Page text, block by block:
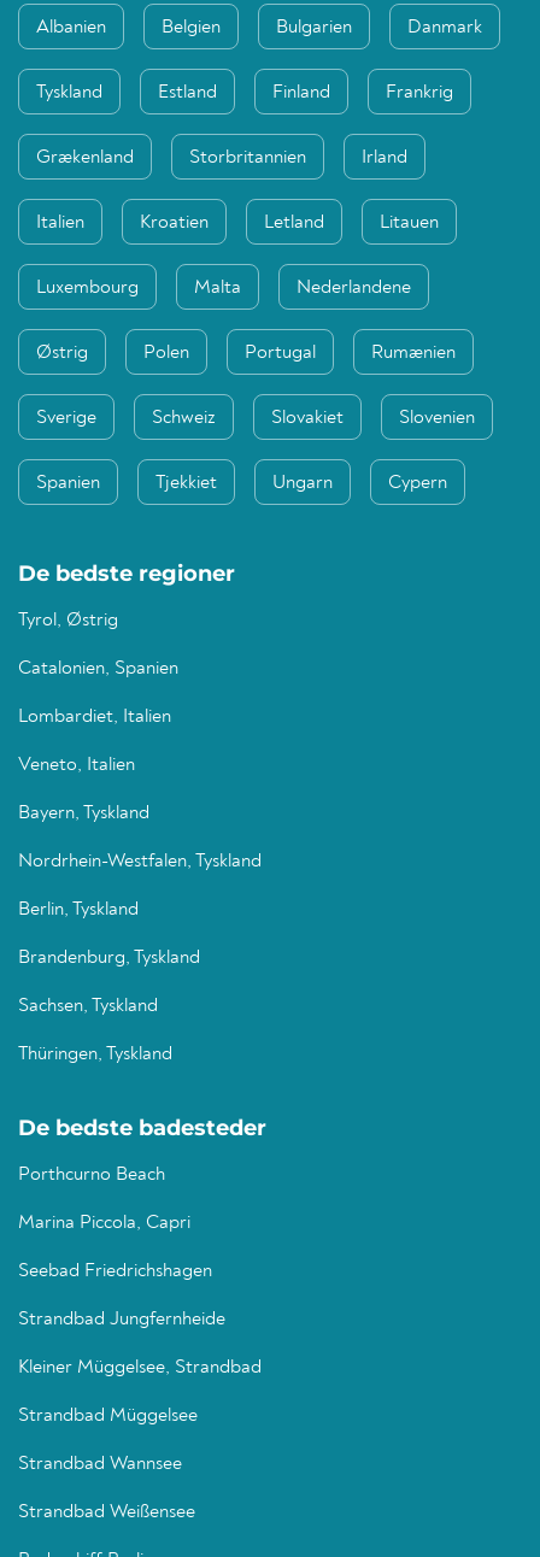
Albanien Belgien Bulgarien Danmark
Tyskland Estland Finland Frankrig
Grækenland Storbritannien Irland
Italien Kroatien Letland Litauen
Luxembourg Malta Nederlandene
Østrig Polen Portugal Rumænien
Sverige Schweiz Slovakiet Slovenien
Spanien Tjekkiet Ungarn Cypern
De bedste regioner
Tyrol, Østrig
Catalonien, Spanien
Lombardiet, Italien
Veneto, Italien
Bayern, Tyskland
Nordrhein-Westfalen, Tyskland
Berlin, Tyskland
Brandenburg, Tyskland
Sachsen, Tyskland
Thüringen, Tyskland
De bedste badesteder
Porthcurno Beach
Marina Piccola, Capri
Seebad Friedrichshagen
Strandbad Jungfernheide
Kleiner Müggelsee, Strandbad
Strandbad Müggelsee
Strandbad Wannsee
Strandbad Weißensee